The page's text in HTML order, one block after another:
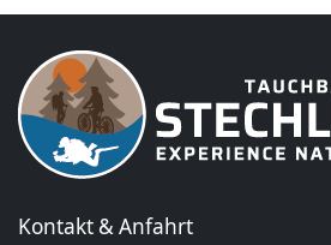
Kontakt & Anfahrt